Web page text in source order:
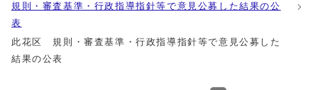
規則・審査基準・行政指導指針等で意見公募した結果の公
表
此花区 規則・審査基準・行政指導指針等で意見公募した
結果の公表